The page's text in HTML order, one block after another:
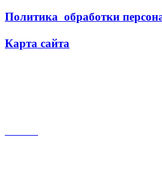
Политика обработки
Карта сайта